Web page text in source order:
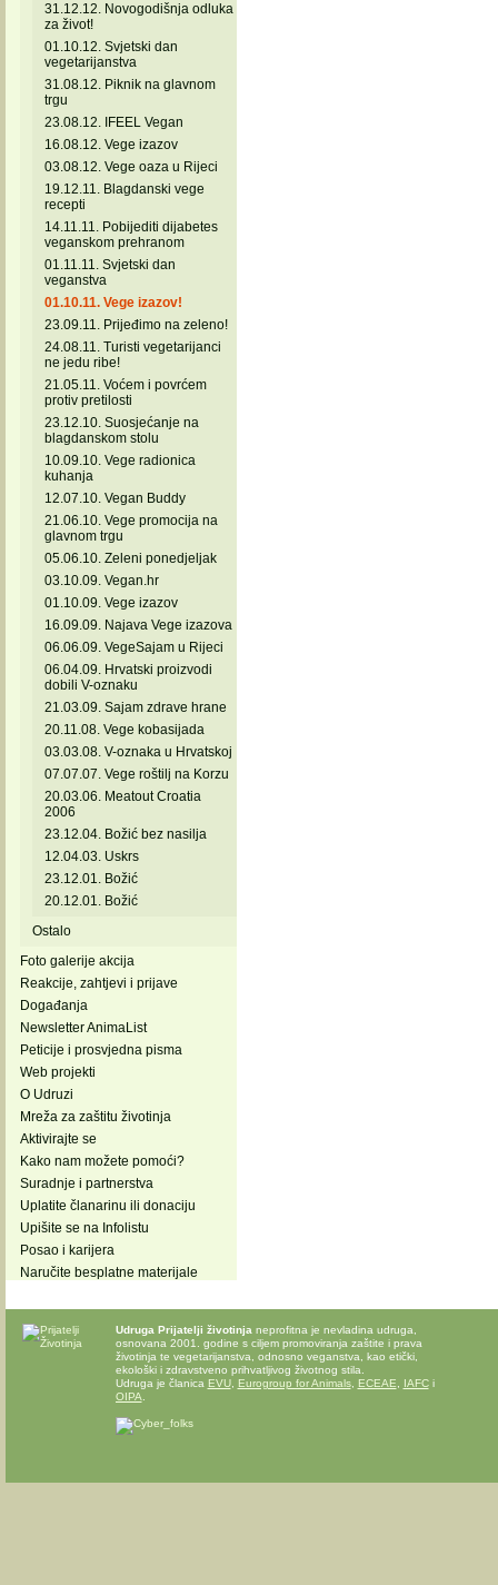
31.12.12. Novogodišnja odluka
za život!
01.10.12. Svjetski dan
vegetarijanstva
31.08.12. Piknik na glavnom
trgu
23.08.12. IFEEL Vegan
16.08.12. Vege izazov
03.08.12. Vege oaza u Rijeci
19.12.11. Blagdanski vege
recepti
14.11.11. Pobijediti dijabetes
veganskom prehranom
01.11.11. Svjetski dan
veganstva
01.10.11. Vege izazov!
23.09.11. Prijeđimo na zeleno!
24.08.11. Turisti vegetarijanci
ne jedu ribe!
21.05.11. Voćem i povrćem
protiv pretilosti
23.12.10. Suosjećanje na
blagdanskom stolu
10.09.10. Vege radionica
kuhanja
12.07.10. Vegan Buddy
21.06.10. Vege promocija na
glavnom trgu
05.06.10. Zeleni ponedjeljak
03.10.09. Vegan.hr
01.10.09. Vege izazov
16.09.09. Najava Vege izazova
06.06.09. VegeSajam u Rijeci
06.04.09. Hrvatski proizvodi
dobili V-oznaku
21.03.09. Sajam zdrave hrane
20.11.08. Vege kobasijada
03.03.08. V-oznaka u Hrvatskoj
07.07.07. Vege roštilj na Korzu
20.03.06. Meatout Croatia
2006
23.12.04. Božić bez nasilja
12.04.03. Uskrs
23.12.01. Božić
20.12.01. Božić
Ostalo
Foto galerije akcija
Reakcije, zahtjevi i prijave
Događanja
Newsletter AnimaList
Peticije i prosvjedna pisma
Web projekti
O Udruzi
Mreža za zaštitu životinja
Aktivirajte se
Kako nam možete pomoći?
Suradnje i partnerstva
Uplatite članarinu ili donaciju
Upišite se na Infolistu
Posao i karijera
Naručite besplatne materijale
Udruga Prijatelji životinja neprofitna je nevladina udruga,
osnovana 2001. godine s ciljem promoviranja zaštite i prava
životinja te vegetarijanstva, odnosno veganstva, kao etički,
ekološki i zdravstveno prihvatljivog životnog stila.
Udruga je članica EVU, Eurogroup for Animals, ECEAE IAFCi
OIPA